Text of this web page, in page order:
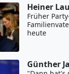
Heiner
Früher
heute
Günther